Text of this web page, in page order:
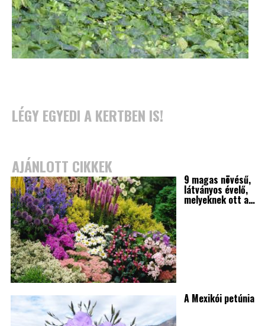
LÉGY EGYEDI A KERTBEN IS!
AJÁNLOTT CIKKEK
9 magas növésű,
látványos évelő,
melyeknek ott a…
A Mexikói petúnia